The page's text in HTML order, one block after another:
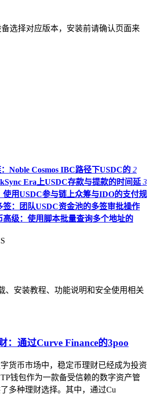
备选择对应版本，安装前请确认页面来
Noble Cosmos IBC路径下USDC的 2
Era上USDC存款与提款的时间延 3
用USDC参与链上众筹与IDO的支付规
签：团队USDC资金池的多签审批操作
高级：使用脚本批量查询多个地址的
、安装教程、功能说明和安全使用相关
：通过Curve Finance的3poo
货币市场中，稳定币理财已经成为投资
钱包作为一款备受信赖的数字资产管
多种理财选择。其中，通过Cu